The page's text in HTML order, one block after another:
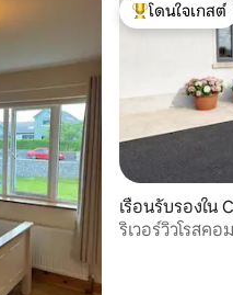
โดนใจเกสต์ที่
โดนใจเกสต์
เรือนรับรองใน
ริเวอร์วิวโรสค